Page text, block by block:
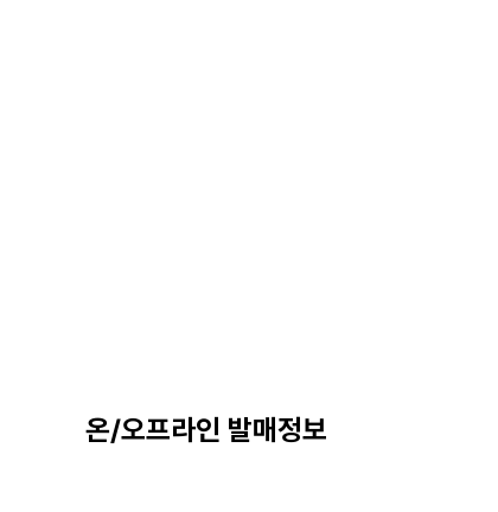
온/오프라인 발매정보